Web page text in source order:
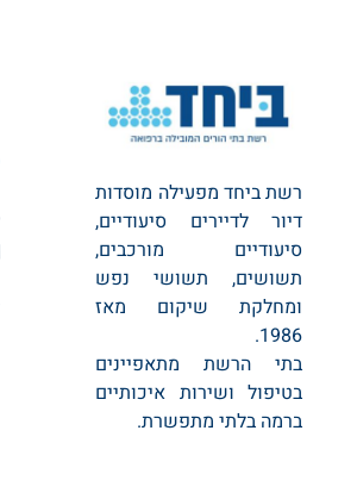
רשת ביחד מפעילה מוסדות
דיור לדיירים סיעודיים,
סיעודיים מורכבים,
תשושים, תשושי נפש
ומחלקת שיקום מאז
1986.
בתי הרשת מתאפיינים
בטיפול ושירות איכותיים
ברמה בלתי מתפשרת.